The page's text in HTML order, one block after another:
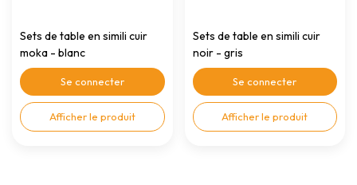
Sets de table en simili cuir
moka - blanc
Se connecter
Afficher le produit
Sets de table en simili cuir
noir - gris
Se connecter
Afficher le produit